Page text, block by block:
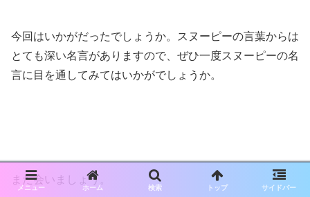
今回はいかがだったでしょうか。スヌーピーの言葉からは
とても深い名言がありますので、ぜひ一度スヌーピーの名
言に目を通してみてはいかがでしょうか。
また会いましょう。
メニュー ホーム 検索 トップ サイドバー